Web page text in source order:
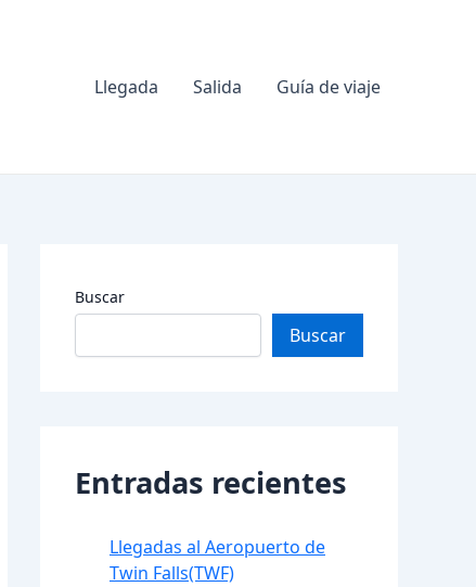
Llegada Salida Guía de viaje
Buscar
Buscar
Entradas recientes
Llegadas al Aeropuerto de
Twin Falls(TWF)